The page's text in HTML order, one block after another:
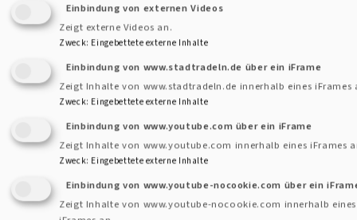
Der Gemeindebrief der Evangelisch-Lutherischen
Christuskirche Gauting heißt heute Zeit Zeichen. Früher
Einbindung von externen Videos
Zeigt externe Videos an.
Zweck: Eingebettete externe Inhalte
Einbindung von www.stadtradeln.de über ein iFrame
Zeigt Inhalte von www.stadtradeln.de innerhalb eines iFrames
Zweck: Eingebettete externe Inhalte
Einbindung von www.youtube.com über ein iFrame
Zeigt Inhalte von www.youtube.com innerhalb eines iFrames
Zweck: Eingebettete externe Inhalte
Einbindung von www.youtube-nocookie.com über ein
Zeigt Inhalte von www.youtube-nocookie.com innerhalb eines